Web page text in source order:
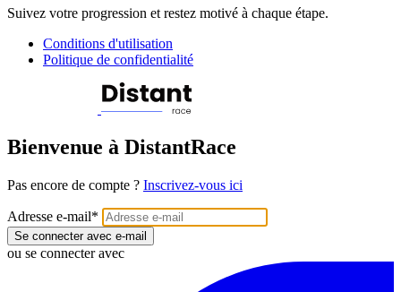
Suivez votre progression et restez motivé à chaque étape.
Conditions d'utilisation
Politique de confidentialité
Bienvenue à DistantRace
Pas encore de compte ? Inscrivez-vous ici
Adresse e-mail*
Se connecter avec e-mail
ou se connecter avec